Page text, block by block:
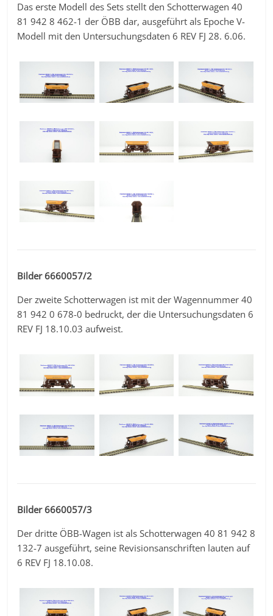
Das erste Modell des Sets stellt den Schotterwagen 40
81 942 8 462-1 der ÖBB dar, ausgeführt als Epoche V-
Modell mit den Untersuchungsdaten 6 REV FJ 28. 6.06.
Bilder 6660057/2
Der zweite Schotterwagen ist mit der Wagennummer 40
81 942 0 678-0 bedruckt, der die Untersuchungsdaten 6
REV FJ 18.10.03 aufweist.
Bilder 6660057/3
Der dritte ÖBB-Wagen ist als Schotterwagen 40 81 942 8
132-7 ausgeführt, seine Revisionsanschriften lauten auf
6 REV FJ 18.10.08.